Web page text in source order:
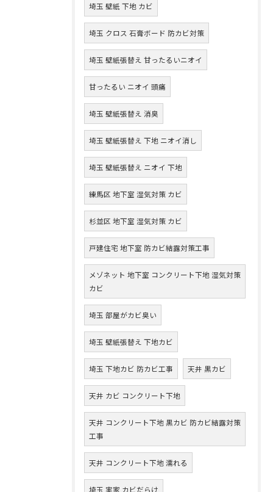
埼玉 壁紙 下地 カビ
埼玉 クロス 石膏ボード 防カビ対策
埼玉 壁紙張替え 甘ったるいニオイ
甘ったるい ニオイ 頭痛
埼玉 壁紙張替え 消臭
埼玉 壁紙張替え 下地 ニオイ消し
埼玉 壁紙張替え ニオイ 下地
練馬区 地下室 湿気対策 カビ
杉並区 地下室 湿気対策 カビ
戸建住宅 地下室 防カビ結露対策工事
メゾネット 地下室 コンクリート下地 湿気対策
カビ
埼玉 部屋がカビ臭い
埼玉 壁紙張替え 下地カビ
埼玉 下地カビ 防カビ工事 天井 黒カビ
天井 カビ コンクリート下地
天井 コンクリート下地 黒カビ 防カビ結露対策
工事
天井 コンクリート下地 濡れる
埼玉 実家 カビだらけ